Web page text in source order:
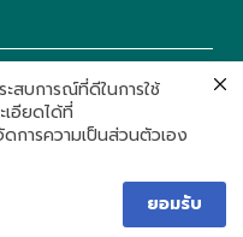
Technology,
Sakonnakhon Province
สบการณ์ที่ดีในการใช้
อียดได้ที่
ดการความเป็นส่วนตัวเอง
ยอมรับ